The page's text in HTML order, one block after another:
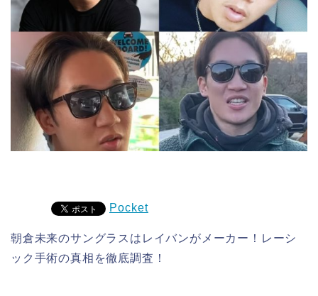
Pocket
朝倉未来のサングラスはレイバンがメーカー！レーシ
ック手術の真相を徹底調査！